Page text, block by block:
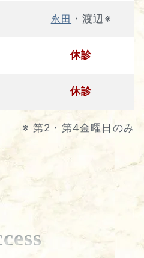
永田 ・渡辺※
休診
休診
※ 第2・第4金曜日のみ